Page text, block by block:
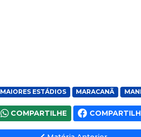
MAIORES ESTÁDIOS MARACANÃ
COMPARTILHE